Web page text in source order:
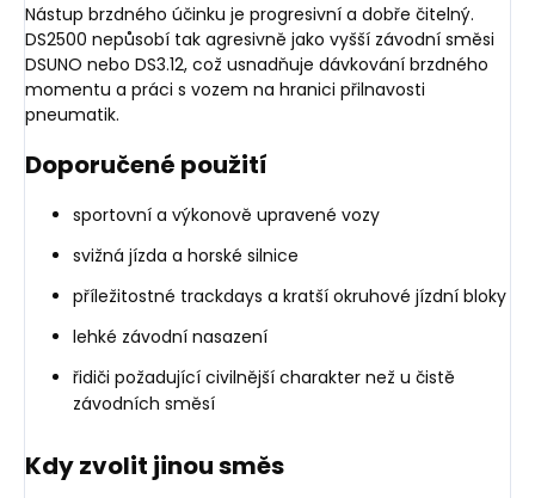
Nástup brzdného účinku je progresivní a dobře čitelný.
DS2500 nepůsobí tak agresivně jako vyšší závodní směsi
DSUNO nebo DS3.12, což usnadňuje dávkování brzdného
momentu a práci s vozem na hranici přilnavosti
pneumatik.
Doporučené použití
sportovní a výkonově upravené vozy
svižná jízda a horské silnice
příležitostné trackdays a kratší okruhové jízdní bloky
lehké závodní nasazení
řidiči požadující civilnější charakter než u čistě
závodních směsí
Kdy zvolit jinou směs